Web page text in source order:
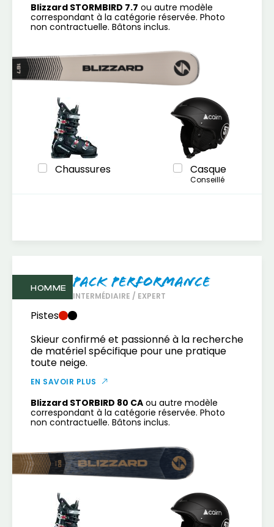
Blizzard STORMBIRD 7.7 ou autre modèle
correspondant à la catégorie réservée. Photo
non contractuelle. Bâtons inclus.
Chaussures Casque
Conseillé
HOMME Pack Performance
INTERMÉDIAIRE / EXPERT
Pistes
Skieur confirmé et passionné à la recherche
de matériel spécifique pour une pratique
toute neige.
EN SAVOIR PLUS
Blizzard STORBIRD 80 CA ou autre modèle
correspondant à la catégorie réservée. Photo
non contractuelle. Bâtons inclus.